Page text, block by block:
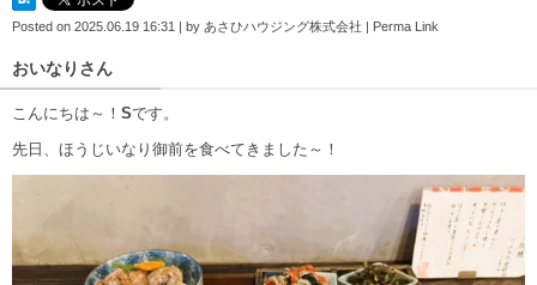
Posted on 2025.06.19 16:31 | by あさひハウジング株式会社 | Perma Link
おいなりさん
こんにちは～！ Sです。
先日、ほうじいなり御前を食べてきました～！